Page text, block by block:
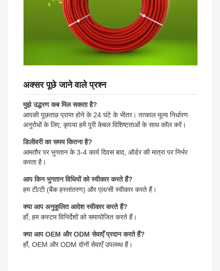
अक्सर पूछे जाने वाले प्रश्न
मुझे उद्धरण कब मिल सकता है?
आपकी पूछताछ प्राप्त होने के 24 घंटे के भीतर। तत्काल मूल्य निर्धारण
अनुरोधों के लिए, कृपया हमें पूरी केबल विशिष्टताओं के साथ कॉल करें।
डिलीवरी का समय कितना है?
आमतौर पर भुगतान के 3-4 कार्य दिवस बाद, ऑर्डर की मात्रा पर निर्भर
करता है।
आप किन भुगतान विधियों को स्वीकार करते हैं?
हम टी/टी (बैंक हस्तांतरण) और एल/सी स्वीकार करते हैं।
क्या आप अनुकूलित आदेश स्वीकार करते हैं?
हाँ, हम कस्टम विनिर्देशों को समायोजित करते हैं।
क्या आप OEM और ODM सेवाएँ प्रदान करते हैं?
हाँ, OEM और ODM दोनों सेवाएँ उपलब्ध हैं।